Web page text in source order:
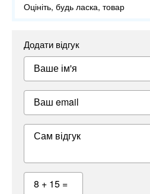
Оцініть, будь ласка, товар
Додати відгук
Ваше ім'я
Ваш email
Сам відгук
8 + 15 =